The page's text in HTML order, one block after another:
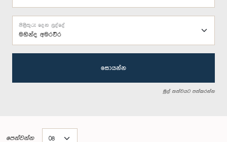
මහින්ද අමරවීර
පිළිතුරු දෙන ලද්දේ
සොයන්න
මුල් තත්වයට පත්කරන්න
පෙන්වන්න